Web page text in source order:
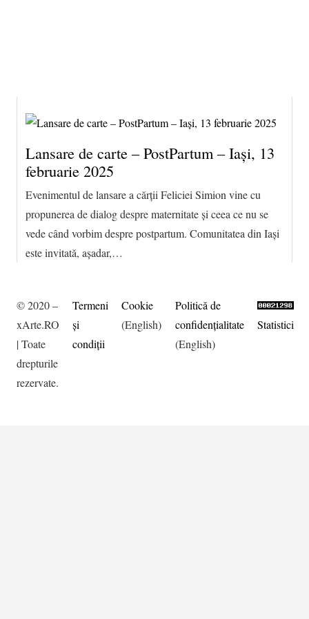
Lansare de carte – PostPartum – Iași, 13
februarie 2025
Evenimentul de lansare a cărții Feliciei Simion vine cu
propunerea de dialog despre maternitate și ceea ce nu se
vede când vorbim despre postpartum. Comunitatea din Iași
este invitată, așadar,…
© 2020 –
xArte.RO
| Toate
drepturile
rezervate.
Termeni
şi
condiţii
Cookie
(English)
Politică de
confidențialitate
(English)
Statistici